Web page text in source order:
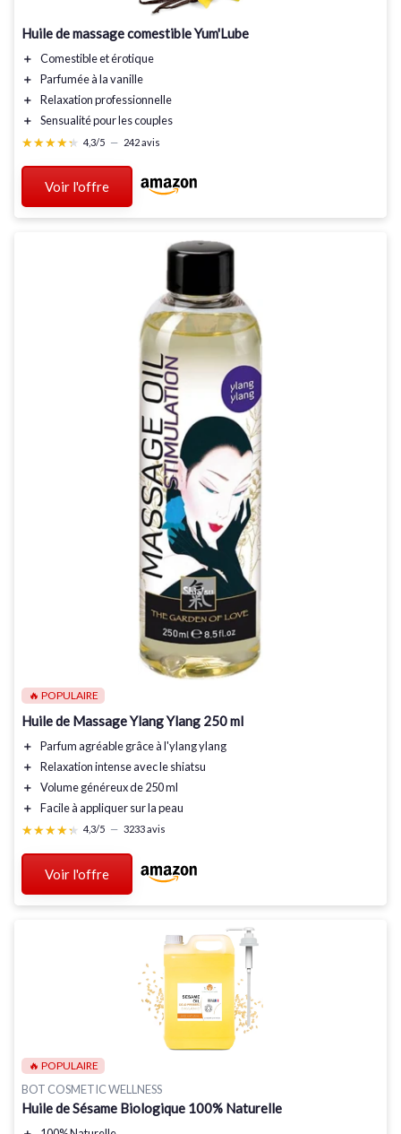
Huile de massage comestible Yum'Lube
＋ Comestibleetérotique
＋
Parfumée à la vanille
＋
Relaxation professionnelle
＋
Sensualitépour les couples
★★★★★
★★★★★ 4,3/5 — 242 avis
Voir l'offre
🔥 POPULAIRE
Huile de Massage Ylang Ylang 250 ml
＋ Parfum agréablegrâce à l'ylang ylang
＋
Relaxation intenseavec le shiatsu
＋
Volume généreuxde 250 ml
＋
Facile à appliquersur la peau
★★★★★
★★★★★ 4,3/5 — 3233 avis
Voir l'offre
🔥 POPULAIRE
BOT COSMETIC WELLNESS
Huile de Sésame Biologique 100% Naturelle